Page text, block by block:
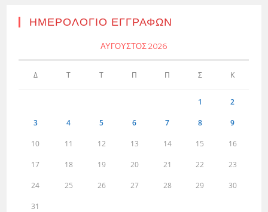
ΗΜΕΡΟΛΌΓΙΟ ΕΓΓΡΑΦΏΝ
ΑΎΓΟΥΣΤΟΣ 2026
Δ Τ Τ Π Π Σ Κ
1 2
3 4 5 6 7 8 9
10 11 12 13 14 15 16
17 18 19 20 21 22 23
24 25 26 27 28 29 30
31